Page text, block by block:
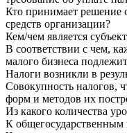
Кто принимает решение
средств организации?
Кем/чем является
В соответствии с чем,
малого бизнеса
Налоги возникли в
Совокупность налогов,
форм и методов их
Из какого количества
К общегосударственным